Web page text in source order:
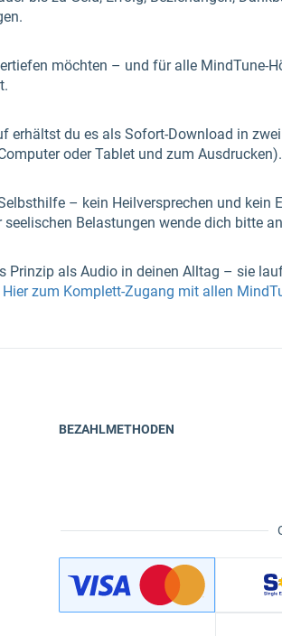
möchten – und für alle MindTune-
erhältst du es als Sofort-Download in
oder Tablet und zum
– kein Heilversprechen und kein
Belastungen wende dich bitte
Prinzip als Audio in deinen Alltag – sie
Hier zum Komplett-Zugang mit allen
BEZAHLMETHODEN